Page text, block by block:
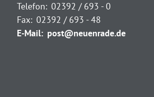
Telefon: 02392 / 693 - 0
Fax: 02392 / 693 - 48
E-Mail: post@neuenrade.de